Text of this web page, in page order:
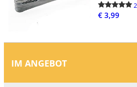
€ 3,99
IM ANGEBOT